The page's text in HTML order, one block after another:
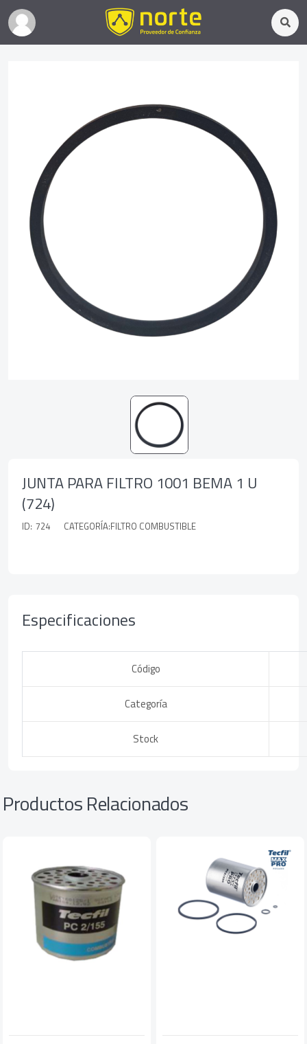
JUNTA PARA FILTRO 1001 BEMA 1 U
(724)
ID: 724 CATEGORÍA:FILTRO COMBUSTIBLE
Especificaciones
Código
Categoría
Stock
Productos Relacionados